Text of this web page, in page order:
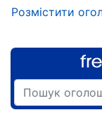
Розмістити